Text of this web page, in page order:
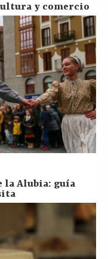
y comercio
la Alubia: guía